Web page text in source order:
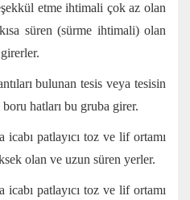
etme ihtimali çok az olan
süren (sürme ihtimali) olan
bulunan tesis veya tesisin
boru hatları bu gruba girer.
icabı patlayıcı toz ve lif ortamı
olan ve uzun süren yerler.
icabı patlayıcı toz ve lif ortamı